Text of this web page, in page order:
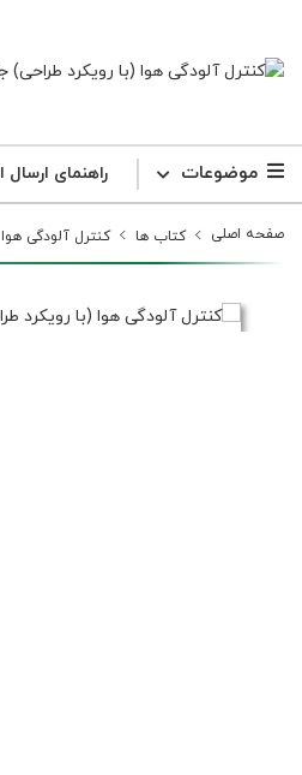
موضوعات راهنمای ارسال
صفحه اصلی کتاب ها کنترل آلودگی